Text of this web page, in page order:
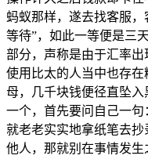
蚂蚁那样，遂去找客服
等待”，如此一等便是三
部分，声称是由于汇率出
使用比太的人当中也存
母，几千块钱便径直坠
一个，首先要问自己一
就老老实实地拿纸笔去
他人，那就别在事情发